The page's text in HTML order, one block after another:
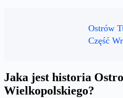
Ostrów
Część
Jaka jest historia
Wielkopolskiego?